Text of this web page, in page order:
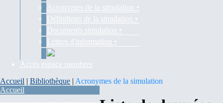
Acronymes de la simulation •
Définitions de la simulation •
Documents simulation •
Lettres d'information •
Accès espace membres
Accueil | Bibliothèque | Acronymes de la simulation
Accueil